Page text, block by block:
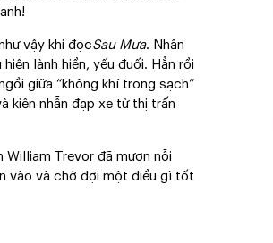
vậy khi đọcSau Mưa. Nhân
lành hiền, yếu đuối. Hẳn rồi
giữa “không khí trong sạch”
kiên nhẫn đạp xe từ thị trấn
William Trevor đã mượn nỗi
vào và chờ đợi một điều gì tốt